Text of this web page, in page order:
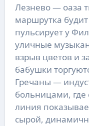
Лезнево — оаза
маршрутка
пульсирует у
уличные
взрыв цветов и
бабушки
Гречаны —
больницами, где
линия
сырой,